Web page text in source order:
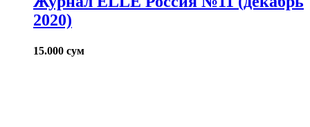
2020)
15.000 сум